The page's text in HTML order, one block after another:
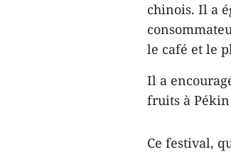
chinois. Il a
le café et le
Il a
fruits à
Ce festival,